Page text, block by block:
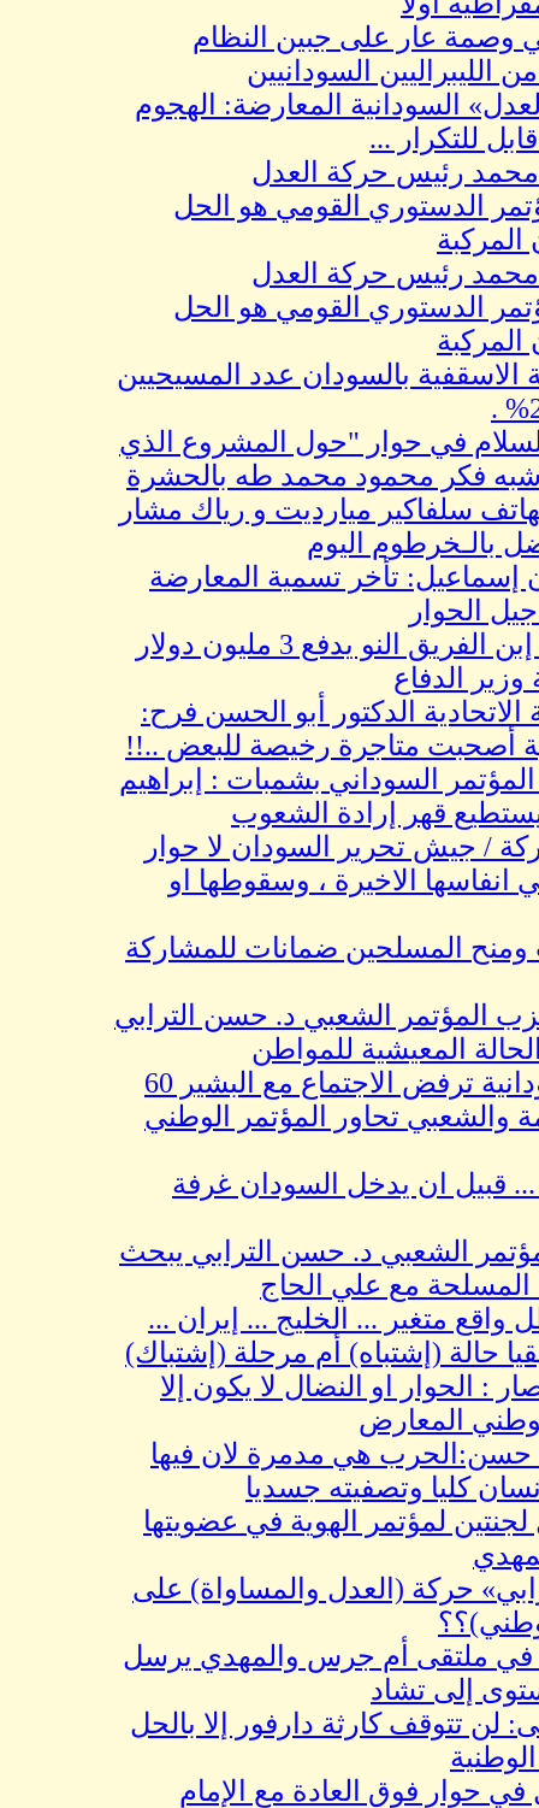
عار على جبين النظام
السودانيين
المعارضة: الهجوم
...
رئيس حركة العدل
القومي هو الحل
رئيس حركة العدل
القومي هو الحل
بالسودان عدد المسيحيين
في حوار "حول المشروع الذي
فكر محمود محمد طه بالحشرة
ميارديت و رياك مشار
اليوم
تأخر تسمية المعارضة
زواج الموسم.. إبن الفريق النو يدفع 3 مليون دولار
الدفاع
الدكتور أبو الحسن فرح:
متاجرة رخيصة للبعض ..!!
السوداني بشمبات : إبراهيم
قهر إرادة الشعوب
تحرير السودان لا حوار
الاخيرة ، وسقوطها او
المسلحين ضمانات للمشاركة
الشعبي د. حسن الترابي
المعيشية للمواطن
المعارضة السودانية ترفض الاجتماع مع البشير 60
تحاور المؤتمر الوطني
ان يدخل السودان غرفة
الشعبي د. حسن الترابي يبحث
مع علي الحاج
... الخليج ... إيران ...
(إشتباه) أم مرحلة (إشتباك)
او النضال لا يكون إلا
المعارض
هي مدمرة لان فيها
وتصفيته جسديا
لمؤتمر الهوية في عضويتها
(العدل والمساواة) على
ملتقى أم جرس والمهدي يرسل
تشاد
كارثة دارفور إلا بالحل
فوق العادة مع الإمام